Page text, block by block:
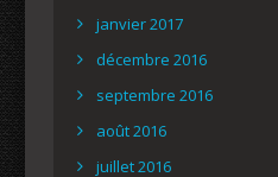
janvier 2017
décembre 2016
septembre 2016
août 2016
juillet 2016